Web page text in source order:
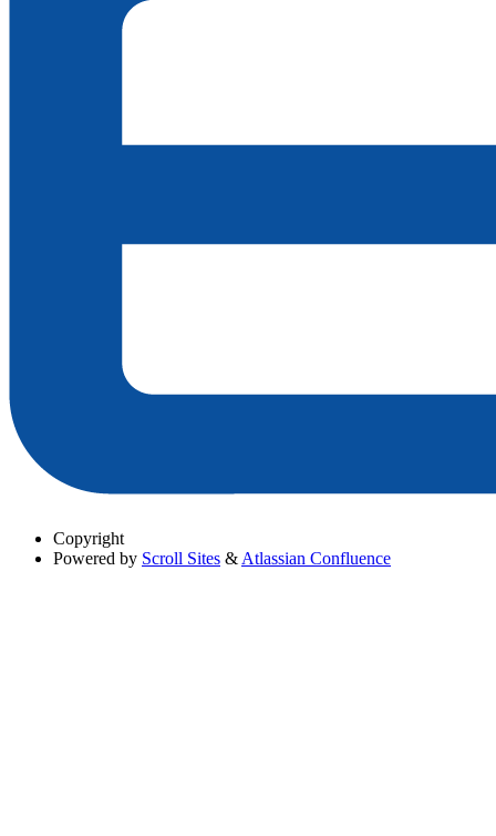
Copyright
Powered by Scroll Sites & Atlassian Confluence